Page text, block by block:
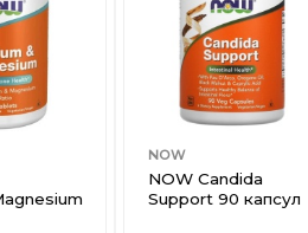
Добавить
Вишлист
Добавить
в
Вишлист
NOW
NOW Candida
Support 90 капсул